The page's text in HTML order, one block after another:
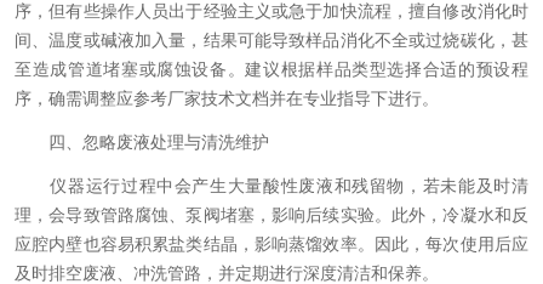
序，但有些操作人员出于经验主义或急于加快流程，擅自修改消化时
间、温度或碱液加入量，结果可能导致样品消化不全或过烧碳化，甚
至造成管道堵塞或腐蚀设备。建议根据样品类型选择合适的预设程
序，确需调整应参考厂家技术文档并在专业指导下进行。
四、忽略废液处理与清洗维护
仪器运行过程中会产生大量酸性废液和残留物，若未能及时清
理，会导致管路腐蚀、泵阀堵塞，影响后续实验。此外，冷凝水和反
应腔内壁也容易积累盐类结晶，影响蒸馏效率。因此，每次使用后应
及时排空废液、冲洗管路，并定期进行深度清洁和保养。